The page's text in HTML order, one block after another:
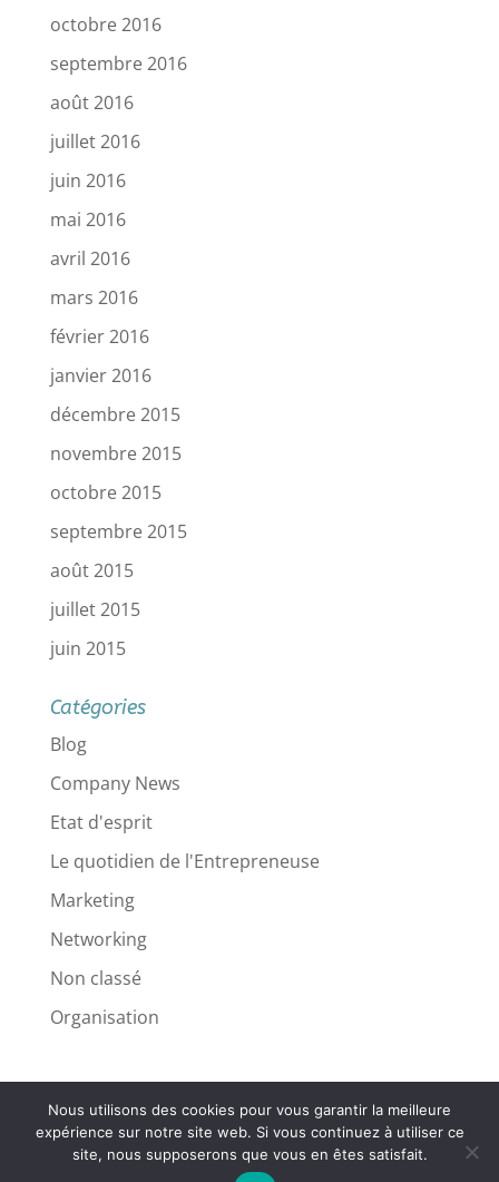
octobre 2016
septembre 2016
août 2016
juillet 2016
juin 2016
mai 2016
avril 2016
mars 2016
février 2016
janvier 2016
décembre 2015
novembre 2015
octobre 2015
septembre 2015
août 2015
juillet 2015
juin 2015
Catégories
Blog
Company News
Etat d'esprit
Le quotidien de l'Entrepreneuse
Marketing
Networking
Non classé
Organisation
Mentions légales
Politique de confidentialité
Contact CGV
Nous utilisons des cookies pour vous garantir la meilleure
expérience sur notre site web. Si vous continuez à utiliser ce
site, nous supposerons que vous en êtes satisfait.